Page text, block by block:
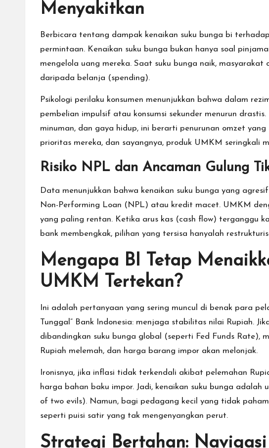
Menyakitkan
Berbicara tentang dampak kenaikan suku bunga bi
permintaan. Kenaikan suku bunga bukan hanya soal
mengelola uang mereka. Saat suku bunga naik,
daripada belanja (spending).
Psikologi perilaku konsumen menunjukkan bahwa dalam
pembelian impulsif atau konsumsi sekunder menurun
minuman, dan gaya hidup, ini berarti penurunan omzet
prioritas mereka, dan sayangnya, produk UMKM seringkali
Risiko NPL dan Ancaman Gulung
Data menunjukkan bahwa kenaikan suku bunga yang
Non-Performing Loan (NPL) atau kredit macet. UMKM
yang paling rentan. Ketika arus kas (cash flow) terganggu
bank membengkak, pilihan yang tersisa hanyalah
Mengapa BI Tetap
UMKM Tertekan?
Ini adalah pertanyaan yang sering muncul di benak para
Tunggal” Bank Indonesia: menjaga stabilitas nilai Rupiah.
dibandingkan suku bunga global (seperti Fed Funds Rate),
Rupiah melemah, dan harga barang impor akan melonjak.
Ironisnya, jika inflasi tidak terkendali akibat pelemahan
harga bahan baku impor. Jadi, kenaikan suku bunga adalah
of two evils). Namun, bagi pedagang kecil yang tidak
seperti puisi satir yang tak mengenyangkan perut.
Strategi Bertahan: